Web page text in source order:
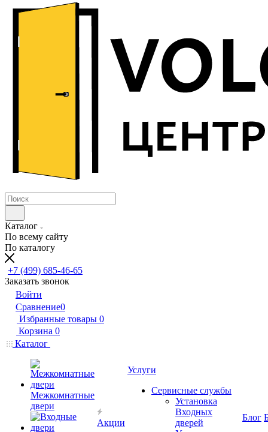
Каталог
По всему сайту
По каталогу
+7 (499) 685-46-65
Заказать звонок
Войти
Сравнение0
Избранные товары 0
Корзина 0
Каталог
Межкомнатные
двери
Акции
Услуги
Сервисные службы
Установка
Входных
дверей
Блог